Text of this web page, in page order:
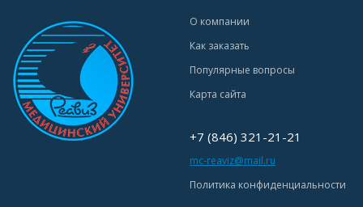
О компании
Как заказать
Популярные вопросы
Карта сайта
+7 (846) 321-21-21
mc-reaviz@mail.ru
Политика конфиденциальности